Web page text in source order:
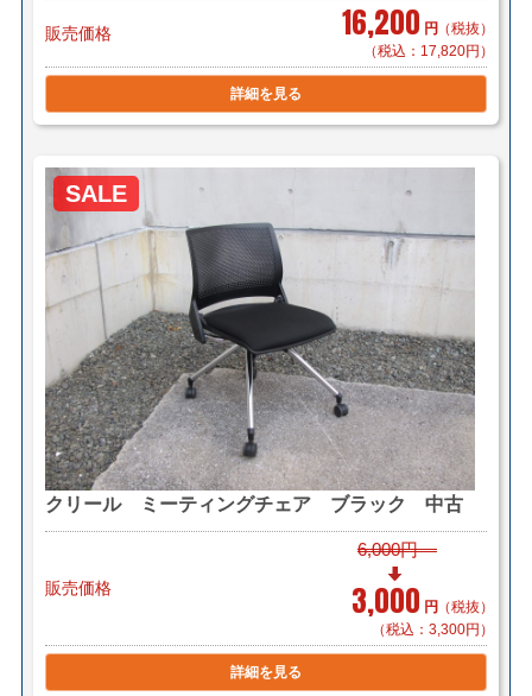
販売価格 16,200 円 （税抜）
（税込：17,820円）
詳細を見る
SALE
クリール ミーティングチェア ブラック 中古
販売価格
6,000円
3,000 円 （税抜）
（税込：3,300円）
詳細を見る